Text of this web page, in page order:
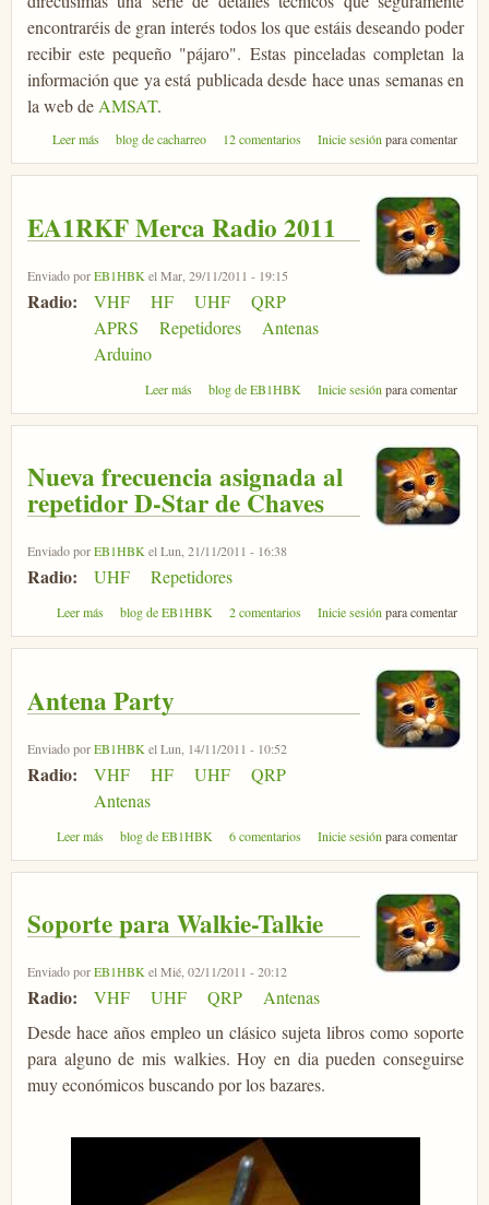
encontraréis de gran interés todos los que estáis deseando poder
recibir este pequeño "pájaro". Estas pinceladas completan la
información que ya está publicada desde hace unas semanas en
la web deAMSAT.
Leer más sobre ¡EXCLUSIVA! - Últimas noticias sobre la puesta en órbita del
blog de cacharreo 12 comentarios Inicie sesiónpara comentar
EA1RKF Merca Radio 2011
Enviado porEB1HBK el Mar, 29/11/2011 - 19:15
Radio: VHF HF UHF
QRP
APRS
Repetidores
Antenas
Arduino
Leer más sobre EA1RKF Merca Radio 2011
blog de EB1HBK Inicie sesión para comentar
Nueva frecuencia asignada al
repetidor D-Star de Chaves
Enviado porEB1HBKel Lun, 21/11/2011 - 16:38
Radio: UHF Repetidores
Leer más sobre Nueva frecuencia asignada al repetidor D-Star de Chaves
blog de EB1HBK 2 comentarios Inicie sesiónpara comentar
Antena Party
Enviado porEB1HBK el Lun, 14/11/2011 - 10:52
Radio: VHF HF UHF
QRP
Antenas
Leer más sobre Antena Party
blog de EB1HBK 6 comentarios Inicie sesión para comentar
Soporte para Walkie-Talkie
Enviado porEB1HBKel Mié, 02/11/2011 - 20:12
Radio: VHF UHF QRP
Antenas
Desde hace años empleo un clásico sujeta libros como soporte
para alguno de mis walkies. Hoy en dia pueden conseguirse
muy económicos buscando por los bazares.